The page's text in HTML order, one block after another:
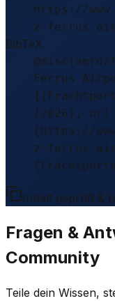
https://
z-ferrus-
BibTeX
Ferrus
{2026}, url
{https://
z-ferrus-
Inhalt geprüft &
Fragen &
Community
Teile dein Wissen,